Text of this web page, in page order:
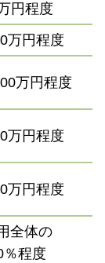
円程度
万円程度
万円程度
万円程度
万円程度
全体の
％程度